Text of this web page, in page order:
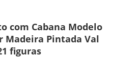
com Cabana Modelo
Madeira Pintada Val
figuras